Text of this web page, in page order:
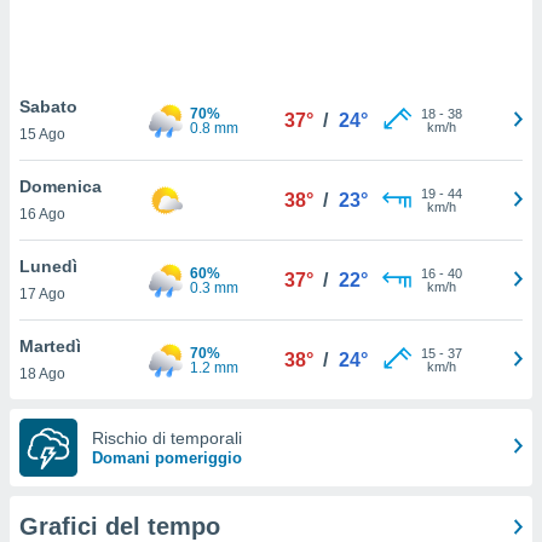
In
ti
per
nel
utilizzati
o
Sabato
15 Ago
70%
0.8 mm
37° / 24° 18- 38
km/h
Domenica
16 Ago
38° / 23° 19- 44
km/h
Lunedì
17 Ago
60%
0.3 mm
37° / 22° 16- 40
km/h
Martedì
18 Ago
70%
1.2 mm
38° / 24° 15- 37
km/h
Rischio di temporali
Domani pomeriggio
Grafici del tempo